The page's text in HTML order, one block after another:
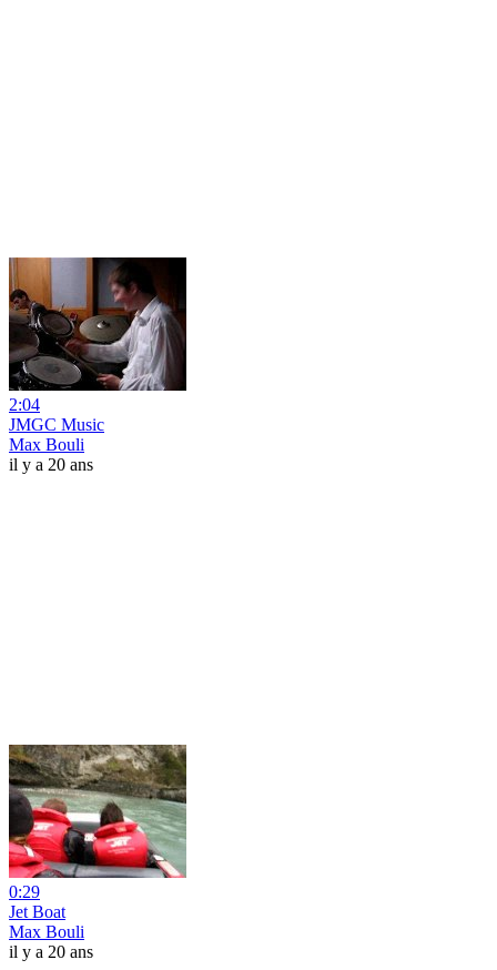
2:04
JMGC Music
Max Bouli
il y a 20 ans
0:29
Jet Boat
Max Bouli
il y a 20 ans